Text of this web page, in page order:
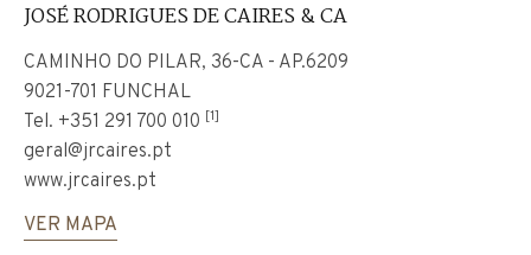
JOSÉ RODRIGUES DE CAIRES & CA
CAMINHO DO PILAR, 36-CA - AP.6209
9021-701 FUNCHAL
Tel. +351 291 700 010 [1]
geral@jrcaires.pt
www.jrcaires.pt
VER MAPA